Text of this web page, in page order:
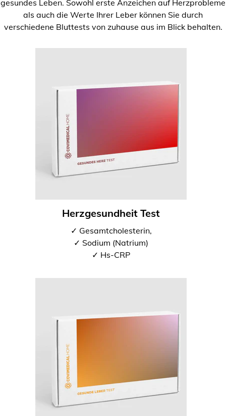
gesundes Leben. Sowohl erste Anzeichen auf Herzprobleme
als auch die Werte Ihrer Leber können Sie durch
verschiedene Bluttests von zuhause aus im Blick behalten.
Herzgesundheit Test
✓ Gesamtcholesterin,
✓ Sodium (Natrium)
✓ Hs-CRP